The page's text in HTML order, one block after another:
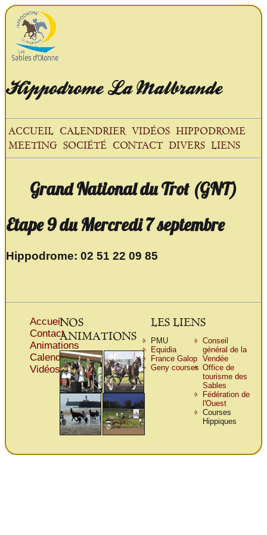
HippodromeLa Malbrande
ACCUEIL CALENDRIER VIDÉOS HIPPODROME
MEETING SOCIÉTÉ CONTACT DIVERS LIENS
Grand National du Trot (GNT)
Etape 9 du Mercredi 7 septembre
Hippodrome: 02 51 22 09 85
Accueil
Contact
Animations
Calendrier
Vidéos
NOS
ANIMATIONS
LES LIENS
PMU
Equidia
France Galop
Geny courses
Conseil
général de la
Vendée
Office de
tourisme des
Sables
Fédération de
l'Ouest
Courses
Hippiques